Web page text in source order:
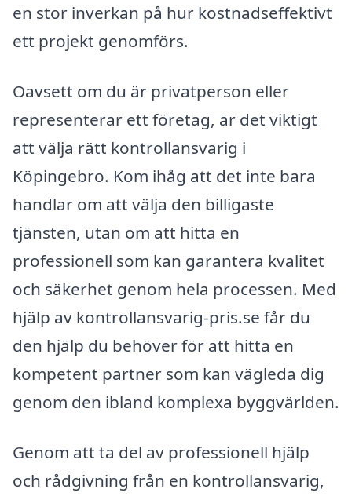
en stor inverkan på hur kostnadseffektivt
ett projekt genomförs.
Oavsett om du är privatperson eller
representerar ett företag, är det viktigt
att välja rätt kontrollansvarig i
Köpingebro. Kom ihåg att det inte bara
handlar om att välja den billigaste
tjänsten, utan om att hitta en
professionell som kan garantera kvalitet
och säkerhet genom hela processen. Med
hjälp av kontrollansvarig-pris.se får du
den hjälp du behöver för att hitta en
kompetent partner som kan vägleda dig
genom den ibland komplexa byggvärlden.
Genom att ta del av professionell hjälp
och rådgivning från en kontrollansvarig,